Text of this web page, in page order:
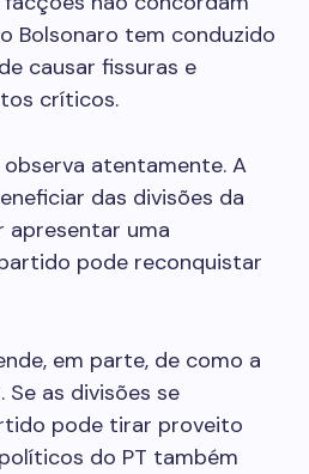
Bolsonaro tem conduzido
causar fissuras e
críticos.
observa atentamente. A
das divisões da
apresentar uma
pode reconquistar
em parte, de como a
as divisões se
pode tirar proveito
do PT também